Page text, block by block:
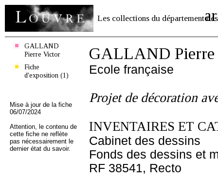
Les collections du département des
GALLAND
Pierre Victor
Fiche
d'exposition (1)
Mise à jour de la fiche
06/07/2024
Attention, le contenu de
cette fiche ne reflète
pas nécessairement le
dernier état du savoir.
GALLAND
Ecole française
Projet de décoration
INVENTAIRES ET
Cabinet des dessins
Fonds des dessins et
RF 38541, Recto